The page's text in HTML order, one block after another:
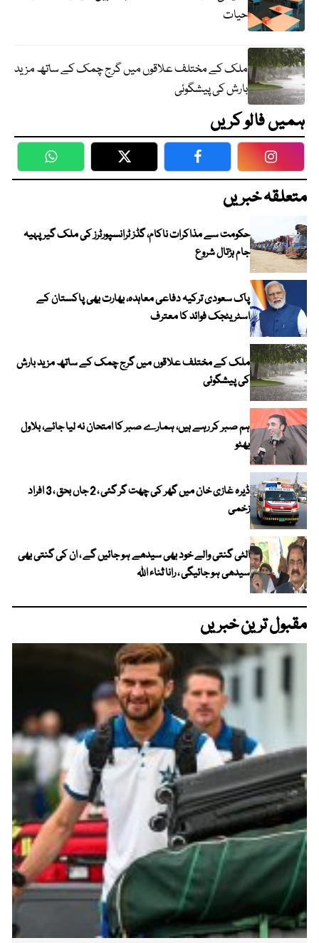
حیات
ملک کے مختلف علاقوں میں گرج چمک کے ساتھ مزید
بارش کی پیشگوئی
ہمیں فالو کریں
WhatsApp Twitter Facebook
متعلقہ خبریں
حکومت سے مذاکرات ناکام، گڈز ٹرانسپورٹرز کی ملک گیر پہیہ
جام ہڑتال شروع
پاک سعودی ترکیہ دفاعی معاہدہ، بھارت بھی پاکستان کے
اسٹریٹجک فوائد کا معترف
ملک کے مختلف علاقوں میں گرج چمک کے ساتھ مزید بارش
کی پیشگوئی
ہم صبر کر رہے ہیں، ہمارے صبر کا امتحان نہ لیا جائے، بلاول
بھٹو
ڈیرہ غازی خان میں گھر کی چھت گر گئی ، 2 جاں بحق ، 3 افراد
زخمی
الٹی گنتی والے خود بھی سیدھے ہو جائیں گے ، ان کی گنتی بھی
سیدھی ہو جائیگی ، رانا ثناء اللہ
مقبول ترین خبریں